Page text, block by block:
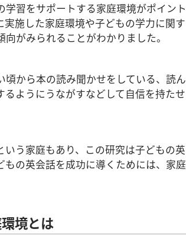
習をサポートする家庭環境がポイント
施した家庭環境や子どもの学力に関す
がみられることがわかりました。
から本の読み聞かせをしている、読ん
ようにうながすなどして自信を持たせ
う家庭もあり、この研究は子どもの英
の英会話を成功に導くためには、家庭
境とは